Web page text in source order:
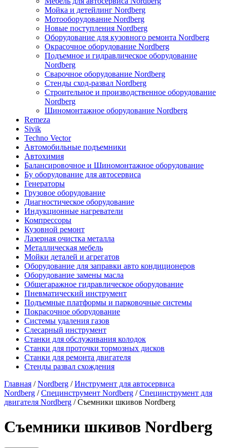
Мойка и детейлинг Nordberg
Мотооборудование Nordberg
Новые поступления Nordberg
Оборудование для кузовного ремонта Nordberg
Окрасочное оборудование Nordberg
Подъемное и гидравлическое оборудование
Nordberg
Сварочное оборудование Nordberg
Стенды сход-развал Nordberg
Строительное и производственное оборудование
Nordberg
Шиномонтажное оборудование Nordberg
Remeza
Sivik
Techno Vector
Автомобильные подъемники
Автохимия
Балансировочное и Шиномонтажное оборудование
Бу оборудование для автосервиса
Генераторы
Грузовое оборудование
Диагностическое оборудование
Индукционные нагреватели
Компрессоры
Кузовной ремонт
Лазерная очистка металла
Металлическая мебель
Мойки деталей и агрегатов
Оборудование для заправки авто кондиционеров
Оборудование замены масла
Общегаражное гидравлическое оборудование
Пневматический инструмент
Подъемные платформы и парковочные системы
Покрасочное оборудование
Системы удаления газов
Слесарный инструмент
Станки для обслуживания колодок
Станки для проточки тормозных дисков
Станки для ремонта двигателя
Стенды развал схождения
Главная /Nordberg /Инструмент для автосервиса
Nordberg /Специнструмент Nordberg /Специнструмент для
двигателя Nordberg / Съемники шкивов Nordberg
Съемники шкивов Nordberg